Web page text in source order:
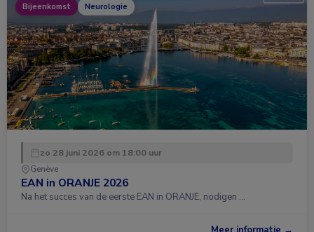
Bijeenkomst Neurologie
zo 28 juni 2026 om 18:00 uur
Genève
EAN in ORANJE 2026
Na het succes van de eerste EAN in ORANJE, nodigen …